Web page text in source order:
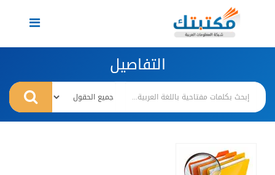
Toggle
navigation
التفاصيل